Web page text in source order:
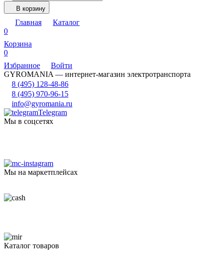
В корзину
Главная
Каталог
0
Корзина
0
Избранное
Войти
GYROMANIA — интернет-магазин электротранспорта
8 (495) 128-48-86
8 (495) 970-96-15
info@gyromania.ru
Telegram
Мы в соцсетях
Мы на маркетплейсах
Каталог товаров